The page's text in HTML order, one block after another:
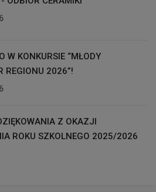
W KONKURSIE “MŁODY
REGIONU 2026”!
Z OKAZJI
ROKU SZKOLNEGO 2025/2026